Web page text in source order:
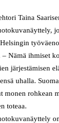
Taina
Nämä ihmiset
järjestämisen
uhalla.
rohkean
toteaa.